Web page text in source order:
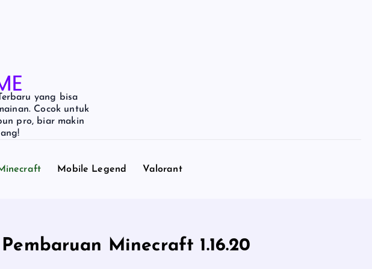
yang bisa
Cocok untuk
pro, biar makin
Mobile Legend Valorant
Minecraft 1.16.20